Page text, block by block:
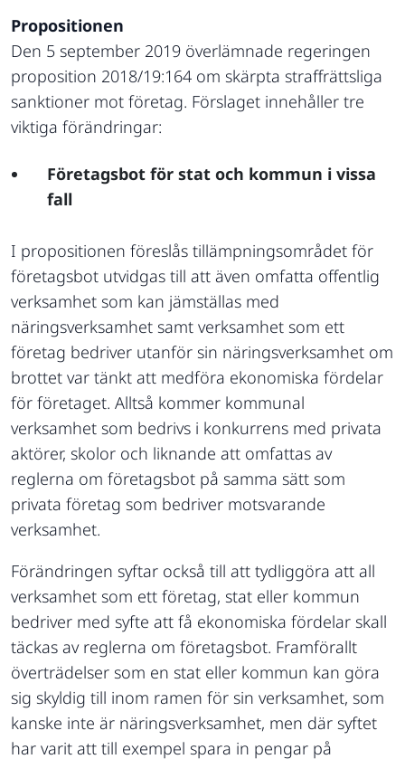
Propositionen
Den 5 september 2019 överlämnade regeringen
proposition 2018/19:164 om skärpta straffrättsliga
sanktioner mot företag. Förslaget innehåller tre
viktiga förändringar:
Företagsbot för stat och kommun i vissa
fall
I propositionen föreslås tillämpningsområdet för
företagsbot utvidgas till att även omfatta offentlig
verksamhet som kan jämställas med
näringsverksamhet samt verksamhet som ett
företag bedriver utanför sin näringsverksamhet om
brottet var tänkt att medföra ekonomiska fördelar
för företaget. Alltså kommer kommunal
verksamhet som bedrivs i konkurrens med privata
aktörer, skolor och liknande att omfattas av
reglerna om företagsbot på samma sätt som
privata företag som bedriver motsvarande
verksamhet.
Förändringen syftar också till att tydliggöra att all
verksamhet som ett företag, stat eller kommun
bedriver med syfte att få ekonomiska fördelar skall
täckas av reglerna om företagsbot. Framförallt
överträdelser som en stat eller kommun kan göra
sig skyldig till inom ramen för sin verksamhet, som
kanske inte är näringsverksamhet, men där syftet
har varit att till exempel spara in pengar på